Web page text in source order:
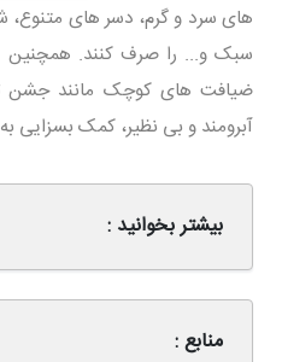
های سرد و گرم، دسر های
سبک و... را صرف کنند. همچنین
ضیافت های کوچک مانند جشن
آبرومند و بی نظیر، کمک بسزایی
بیشتر بخوانید :
منابع :